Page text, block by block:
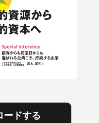
ードする